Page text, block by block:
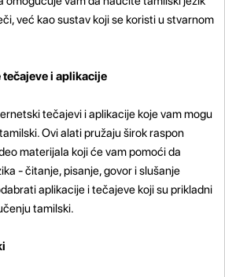
već kao sustav koji se koristi u stvarnom
i aplikacije
tečajevi i aplikacije koje vam mogu
Ovi alati pružaju širok raspon
materijala koji će vam pomoći da
- čitanje, pisanje, govor i slušanje
aplikacije i tečajeve koji su prikladni
tamilski.